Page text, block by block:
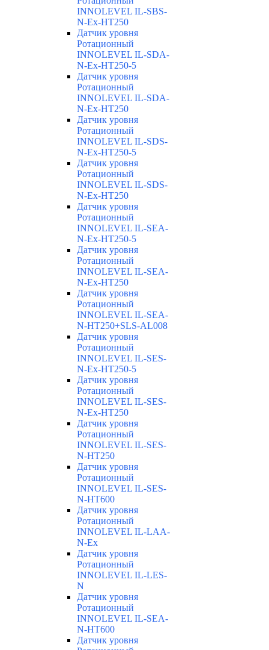
INNOLEVEL IL-SBS-
N-Ex-HT250
Датчик уровня
Ротационный
INNOLEVEL IL-SDA-
N-Ex-HT250-5
Датчик уровня
Ротационный
INNOLEVEL IL-SDA-
N-Ex-HT250
Датчик уровня
Ротационный
INNOLEVEL IL-SDS-
N-Ex-HT250-5
Датчик уровня
Ротационный
INNOLEVEL IL-SDS-
N-Ex-HT250
Датчик уровня
Ротационный
INNOLEVEL IL-SEA-
N-Ex-HT250-5
Датчик уровня
Ротационный
INNOLEVEL IL-SEA-
N-Ex-HT250
Датчик уровня
Ротационный
INNOLEVEL IL-SEA-
N-HT250+SLS-AL008
Датчик уровня
Ротационный
INNOLEVEL IL-SES-
N-Ex-HT250-5
Датчик уровня
Ротационный
INNOLEVEL IL-SES-
N-Ex-HT250
Датчик уровня
Ротационный
INNOLEVEL IL-SES-
N-HT250
Датчик уровня
Ротационный
INNOLEVEL IL-SES-
N-HT600
Датчик уровня
Ротационный
INNOLEVEL IL-LAA-
N-Ex
Датчик уровня
Ротационный
INNOLEVEL IL-LES-
N
Датчик уровня
Ротационный
INNOLEVEL IL-SEA-
N-HT600
Датчик уровня